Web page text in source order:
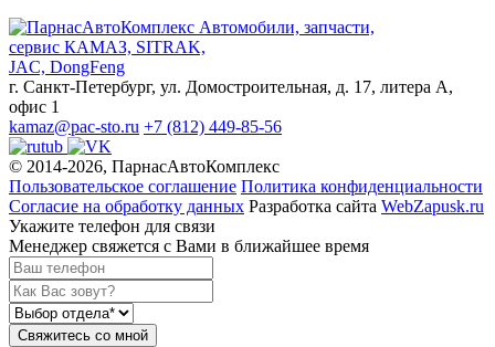
Автомобили, запчасти,
сервис КАМАЗ, SITRAK,
JAC, DongFeng
г. Санкт-Петербург, ул. Домостроительная, д. 17, литера А,
офис 1
kamaz@pac-sto.ru +7 (812) 449-85-56
© 2014-2026, ПарнасАвтоКомплекс
Пользовательское соглашение Политика конфиденциальности
Согласие на обработку данных Разработка сайта WebZapusk.ru
Укажите телефон для связи
Менеджер свяжется с Вами в ближайшее время
Свяжитесь со мной